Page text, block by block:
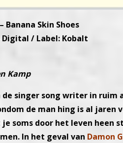
Banana Skin Shoes
Digital / Label: Kobalt
Kamp
de singer song writer in
de man hing is al
soms door het leven heen
In het geval van Damon